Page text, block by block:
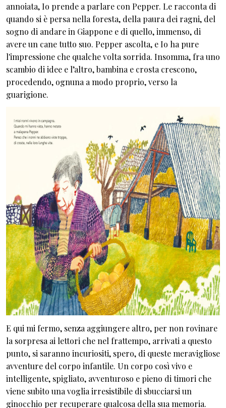
annoiata, Io prende a parlare con Pepper. Le racconta di
quando si è persa nella foresta, della paura dei ragni, del
sogno di andare in Giappone e di quello, immenso, di
avere un cane tutto suo. Pepper ascolta, e Io ha pure
l'impressione che qualche volta sorrida. Insomma, fra uno
scambio di idee e l’altro, bambina e crosta crescono,
procedendo, ognuna a modo proprio, verso la
guarigione.
E qui mi fermo, senza aggiungere altro, per non rovinare
la sorpresa ai lettori che nel frattempo, arrivati a questo
punto, si saranno incuriositi, spero, di queste meravigliose
avventure del corpo infantile. Un corpo così vivo e
intelligente, spigliato, avventuroso e pieno di timori che
viene subito una voglia irresistibile di sbucciarsi un
ginocchio per recuperare qualcosa della sua memoria.